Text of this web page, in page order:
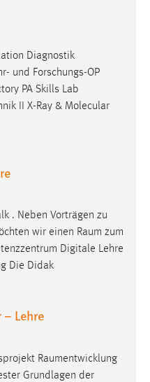
Diagnostik
und Forschungs-OP
PA Skills Lab
II X-Ray & Molecular
. Neben Vorträgen zu
wir einen Raum zum
Digitale Lehre
Die Didak
Lehre
Raumentwicklung
Grundlagen der
wird in diesem Cookie
ist.
Sprache der Website.
mibew_locale, mibew-